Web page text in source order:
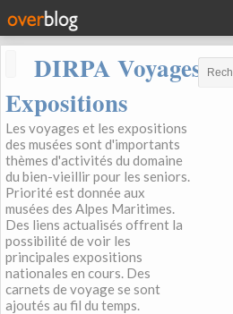
DIRPA Voyages,
Expositions
Les voyages et les expositions
des musées sont d'importants
thèmes d'activités du domaine
du bien-vieillir pour les seniors.
Priorité est donnée aux
musées des Alpes Maritimes.
Des liens actualisés offrent la
possibilité de voir les
principales expositions
nationales en cours. Des
carnets de voyage se sont
ajoutés au fil du temps.